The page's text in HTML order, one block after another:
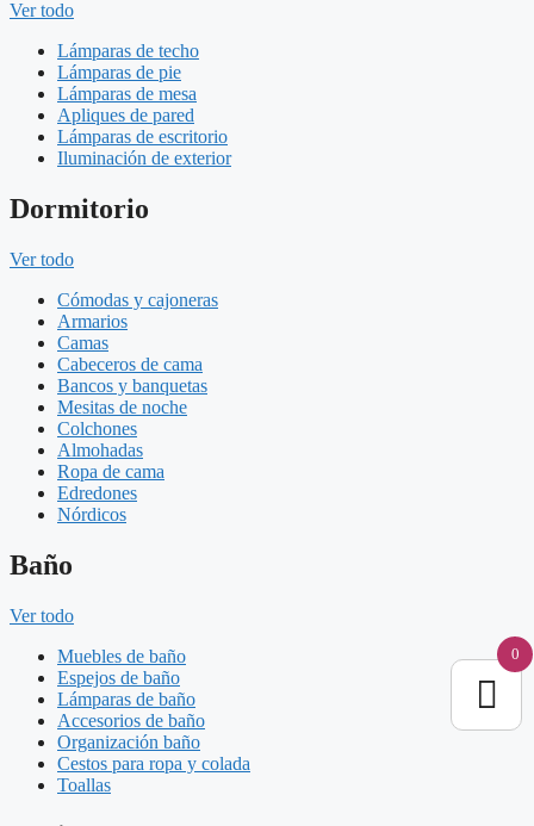
Ver todo
Lámparas de techo
Lámparas de pie
Lámparas de mesa
Apliques de pared
Lámparas de escritorio
Iluminación de exterior
Dormitorio
Ver todo
Cómodas y cajoneras
Armarios
Camas
Cabeceros de cama
Bancos y banquetas
Mesitas de noche
Colchones
Almohadas
Ropa de cama
Edredones
Nórdicos
Baño
Ver todo
Muebles de baño
Espejos de baño
Lámparas de baño
Accesorios de baño
Organización baño
Cestos para ropa y colada
Toallas
0